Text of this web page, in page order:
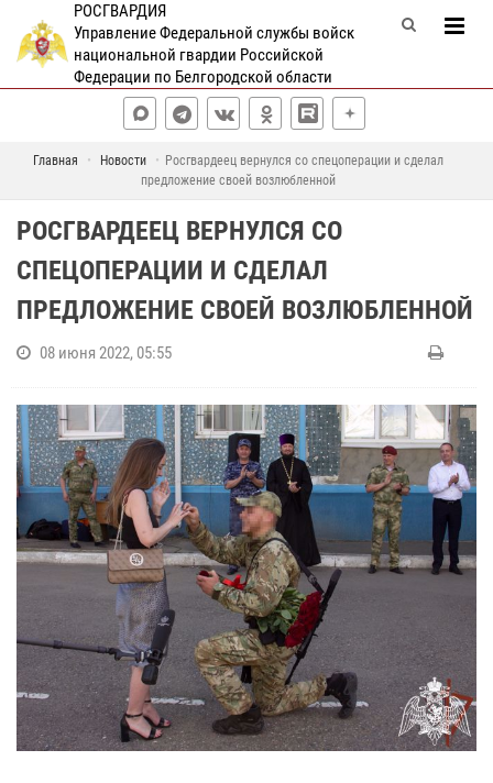
РОСГВАРДИЯ
Управление Федеральной службы войск
национальной гвардии Российской
Федерации по Белгородской области
Главная Новости
Росгвардеец вернулся со спецоперации и сделал
предложение своей возлюбленной
РОСГВАРДЕЕЦ ВЕРНУЛСЯ СО
СПЕЦОПЕРАЦИИ И СДЕЛАЛ
ПРЕДЛОЖЕНИЕ СВОЕЙ ВОЗЛЮБЛЕННОЙ
08 июня 2022, 05:55